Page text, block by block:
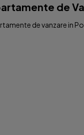
de
de vanzare in